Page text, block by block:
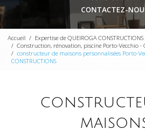
CONTACTEZ-
Accueil
Expertise de QUEIROGA
Construction, rénovation, piscine Porto-Vecchio -
constructeur de maisons personnalisées Porto-
CONSTRUCTIONS